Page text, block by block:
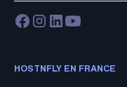
HOSTNFLY EN FRANCE